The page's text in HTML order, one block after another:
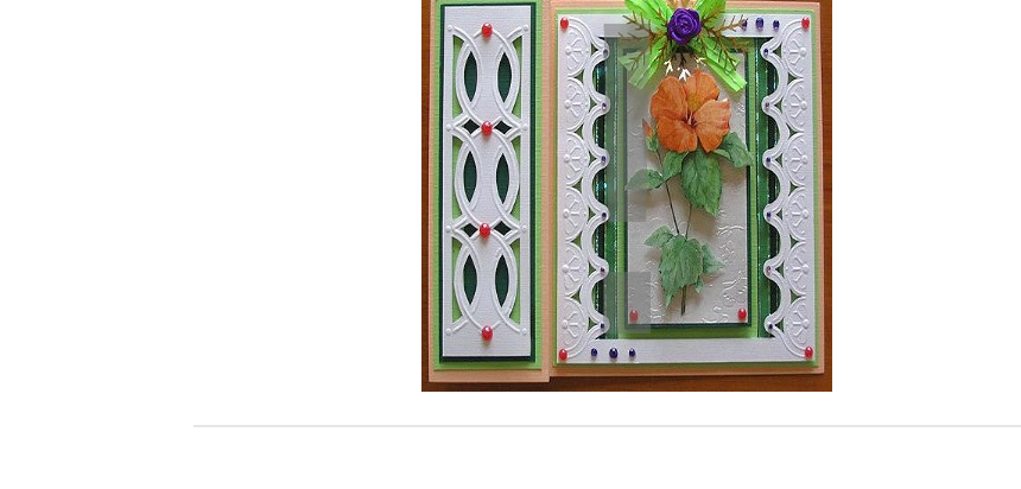
Гумирани листи, пера, шринк пластмаса и др.
ДЕКОРАТИВНИ И ПЕЧАТИ ЗА
ВОСЪК
ГУМЕНИ ПЕЧАТИ
ПОЛИМЕРНИ ПЕЧАТИ И
АКСЕСОАРИ
ПЕЧАТИ ЗА ВОСЪК И ЦВЕТНИ
ХАРТИИ, ЗАГОТОВКИ
КАРТИЧКИ, ПЛИКОВЕ
Пликове и комплекти
картички
Перлени , Металик ,
хартии
Tweet